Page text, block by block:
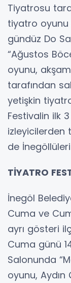
Tiyatrosu
tiyatro oyunu
gündüz Do
“Ağustos
oyunu,
tarafından
yetişkin
Festivalin ilk
izleyicilerden
de
TİYATRO
İnegöl
Cuma ve
ayrı gösteri
Cuma günü
Salonunda
oyunu,